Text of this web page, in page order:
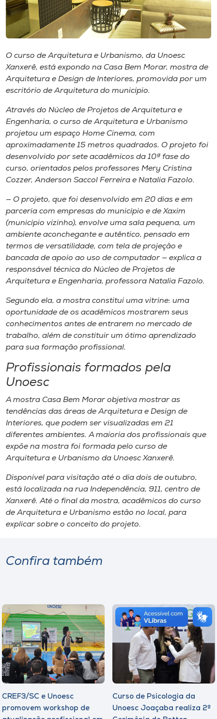
Editora
Museu
Store
Selecione
o idioma
A-
O curso de Arquitetura e Urbanismo, da Unoesc
Xanxerê, está expondo na Casa Bem Morar, mostra de
Arquitetura e Design de Interiores, promovida por um
escritório de Arquitetura do município.
Através do Núcleo de Projetos de Arquitetura e
Engenharia, o curso de Arquitetura e Urbanismo
projetou um espaço Home Cinema, com
aproximadamente 15 metros quadrados. O projeto foi
desenvolvido por sete acadêmicos da 10ª fase do
curso, orientados pelos professores Mery Cristina
Cozzer, Anderson Saccol Ferreira e Natalia Fazolo.
— O projeto, que foi desenvolvido em 20 dias e em
parceria com empresas do município e de Xaxim
(município vizinho), envolve uma sala pequena, um
ambiente aconchegante e autêntico, pensado em
termos de versatilidade, com tela de projeção e
bancada de apoio ao uso de computador — explica a
responsável técnica do Núcleo de Projetos de
Arquitetura e Engenharia, professora Natalia Fazolo.
Segundo ela, a mostra constitui uma vitrine: uma
oportunidade de os acadêmicos mostrarem seus
conhecimentos antes de entrarem no mercado de
trabalho, além de constituir um ótimo aprendizado
para sua formação profissional.
Profissionais formados pela
Unoesc
A mostra Casa Bem Morar objetiva mostrar as
tendências das áreas de Arquitetura e Design de
Interiores, que podem ser visualizadas em 21
diferentes ambientes. A maioria dos profissionais que
expõe na mostra foi formada pelo curso de
Arquitetura e Urbanismo da Unoesc Xanxerê.
Disponível para visitação até o dia dois de outubro,
está localizada na rua Independência, 911, centro de
Xanxerê. Até o final da mostra, acadêmicos do curso
de Arquitetura e Urbanismo estão no local, para
explicar sobre o conceito do projeto.
Confira também
CREF3/SC e Unoesc
promovem workshop de
Curso de Psicologia da
Unoesc Joaçaba realiza 2ª